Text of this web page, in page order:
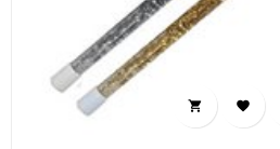
 